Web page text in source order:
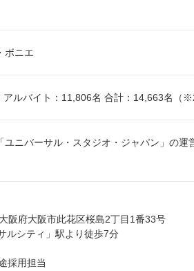
ボニエ
ルバイト：11,806名 合計：14,663名（
ユニバーサル・スタジオ・ジャパン」の運
府大阪市此花区桜島2丁目1番33号
ルシティ」駅より徒歩7分
採用担当